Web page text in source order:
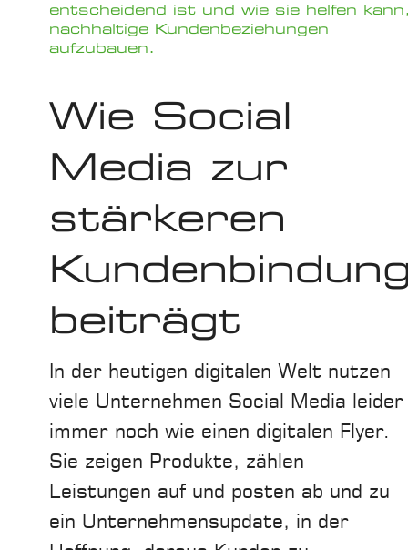
entscheidend ist und wie sie helfen
nachhaltige Kundenbeziehungen
aufzubauen.
Wie Social
Media zur
stärkeren
beiträgt
In der heutigen digitalen Welt nutzen
viele Unternehmen Social Media leider
immer noch wie einen digitalen Flyer.
Sie zeigen Produkte, zählen
Leistungen auf und posten ab und zu
ein Unternehmensupdate, in der